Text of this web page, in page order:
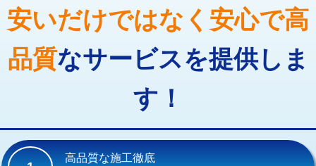
廃棄・処分 現場見積
止水・漏水調査・防水処理・清掃・修
理・調整・分解・加工など（重作業）
33,000円
その他部品の脱着 8,800円～
交換・取付(単水栓（壁付・デッキ
式）)
13,200円+材料費
安いだけではなく安心で高
品質なサービスを提供しま
す！
高品質な施工徹底